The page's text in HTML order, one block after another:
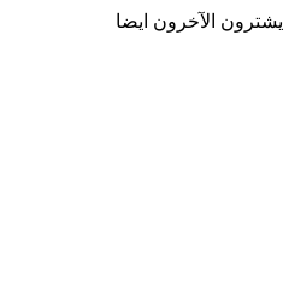
يشترون الآخرون ايضا